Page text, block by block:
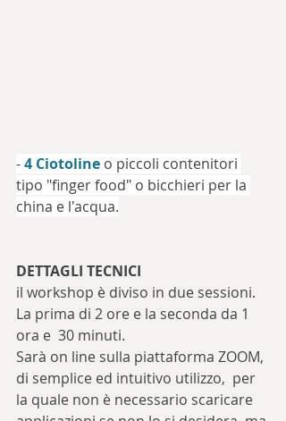
- 4 Ciotoline o piccoli contenitori
tipo "finger food" o bicchieri per la
china e l'acqua.
DETTAGLI TECNICI
il workshop è diviso in due sessioni.
La prima di 2 ore e la seconda da 1
ora e  30 minuti.
Sarà on line sulla piattaforma ZOOM,
di semplice ed intuitivo utilizzo,  per
la quale non è necessario scaricare